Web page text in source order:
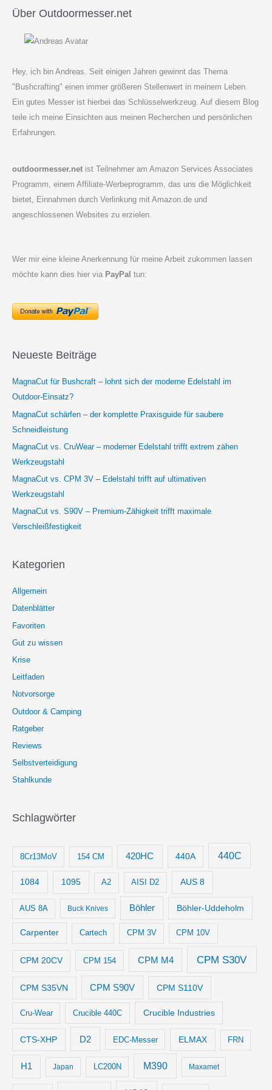
Über Outdoormesser.net
Hey, ich bin Andreas. Seit einigen Jahren gewinnt das Thema
"Bushcrafting" einen immer größeren Stellenwert in meinem Leben.
Ein gutes Messer ist hierbei das Schlüsselwerkzeug. Auf diesem Blog
teile ich meine Einsichten aus meinen Recherchen und persönlichen
Erfahrungen.
outdoormesser.netist Teilnehmer am Amazon Services Associates
Programm, einem Affiliate-Werbeprogramm, das uns die Möglichkeit
bietet, Einnahmen durch Verlinkung mit Amazon.de und
angeschlossenen Websites zu erzielen.
Wer mir eine kleine Anerkennung für meine Arbeit zukommen lassen
möchte kann dies hier via PayPal tun:
Neueste Beiträge
MagnaCut für Bushcraft – lohnt sich der moderne Edelstahl im
Outdoor-Einsatz?
MagnaCut schärfen – der komplette Praxisguide für saubere
Schneidleistung
MagnaCut vs. CruWear – moderner Edelstahl trifft extrem zähen
Werkzeugstahl
MagnaCut vs. CPM 3V – Edelstahl trifft auf ultimativen
Werkzeugstahl
MagnaCut vs. S90V – Premium-Zähigkeit trifft maximale
Verschleißfestigkeit
Kategorien
Allgemein
Datenblätter
Favoriten
Gut zu wissen
Krise
Leitfaden
Notvorsorge
Outdoor & Camping
Ratgeber
Reviews
Selbstverteidigung
Stahlkunde
Schlagwörter
8Cr13MoV 154 CM 420HC 440A 440C
1084 1095 A2 AISI D2 AUS 8
AUS 8A Buck Knives Böhler Böhler-Uddeholm
Carpenter Cartech CPM 3V CPM 10V
CPM 20CV CPM 154 CPM M4 CPM S30V
CPM S35VN CPM S90V CPM S110V
Cru-Wear Crucible 440C Crucible Industries
CTS-XHP D2 EDC-Messer ELMAX FRN
H1 Japan LC200N M390 Maxamet